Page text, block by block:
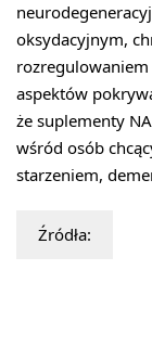
oksydacyjnym,
rozregulowaniem
aspektów
że suplementy
wśród osób
starzeniem,
Źródła: